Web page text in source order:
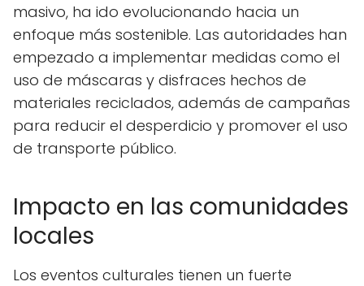
masivo, ha ido evolucionando hacia un
enfoque más sostenible. Las autoridades han
empezado a implementar medidas como el
uso de máscaras y disfraces hechos de
materiales reciclados, además de campañas
para reducir el desperdicio y promover el uso
de transporte público.
Impacto en las comunidades
locales
Los eventos culturales tienen un fuerte